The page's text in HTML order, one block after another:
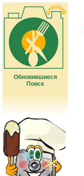
Обновившиеся
Поиск